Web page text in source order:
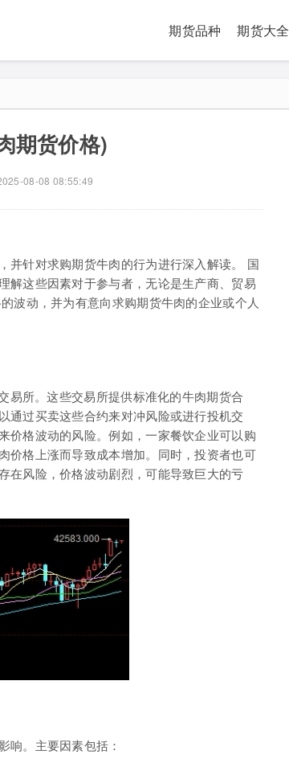
期货品种 期货大全
期货价格)
08-08 08:55:49
并针对求购期货牛肉的行为进行深入解读。 国
解这些因素对于参与者，无论是生产商、贸易
波动，并为有意向求购期货牛肉的企业或个人
易所。这些交易所提供标准化的牛肉期货合
通过买卖这些合约来对冲风险或进行投机交
价格波动的风险。例如，一家餐饮企业可以购
价格上涨而导致成本增加。同时，投资者也可
在风险，价格波动剧烈，可能导致巨大的亏
响。主要因素包括：